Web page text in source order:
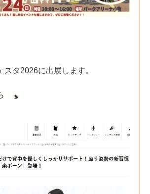
スタ2026に出展します。